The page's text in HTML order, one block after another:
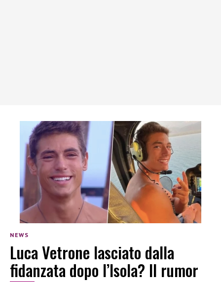
NEWS
Luca Vetrone lasciato dalla
fidanzata dopo l’Isola? Il rumor